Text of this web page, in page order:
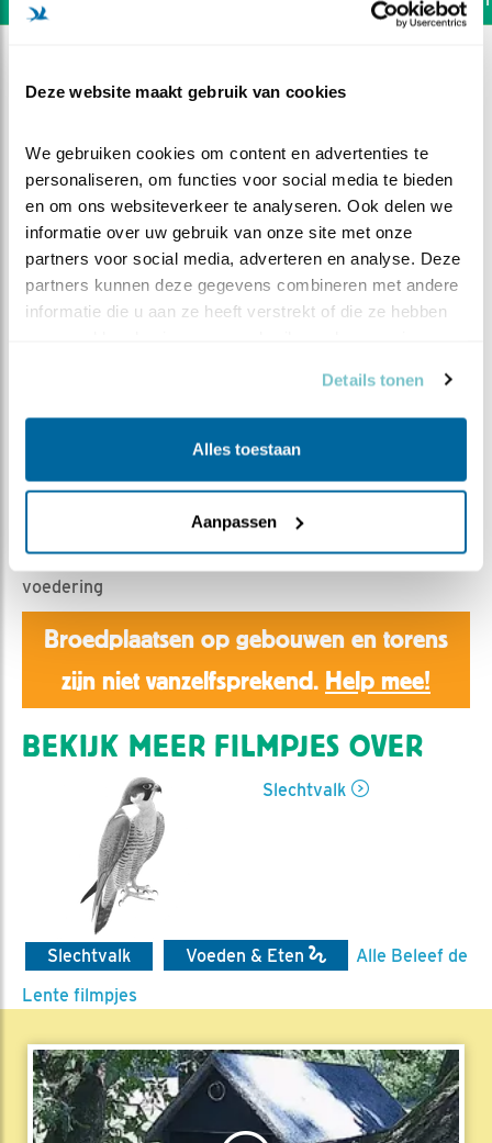
Deze website maakt gebruik van cookies
We gebruiken cookies om content en advertenties te
personaliseren, om functies voor social media te bieden
en om ons websiteverkeer te analyseren. Ook delen we
informatie over uw gebruik van onze site met onze
partners voor social media, adverteren en analyse. Deze
partners kunnen deze gegevens combineren met andere
informatie die u aan ze heeft verstrekt of die ze hebben
Details tonen
Alles toestaan
Aanpassen
Vandaag wel ontbijt
Aaltje | Geplaatst op 25 april 2025, 9:05 |
Vind ik
Bewaar dit filmpje|
255x
Samenvatting van de 20 min vanaf 7 uur van de
voedering
Broedplaatsen op gebouwen en torens
zijn niet vanzelfsprekend. Help mee!
BEKIJK MEER FILMPJES OVER
Slechtvalk
Slechtvalk Voeden & Eten
Alle Beleef de
Lente filmpjes